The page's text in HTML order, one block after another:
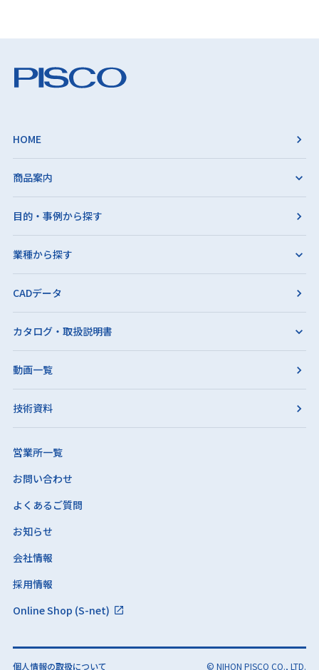
HOME
商品案内
目的・事例から探す
業種から探す
CADデータ
カタログ・取扱説明書
動画一覧
技術資料
営業所一覧
お問い合わせ
よくあるご質問
お知らせ
会社情報
採用情報
Online Shop (S-net)
個人情報の取扱について © NIHON PISCO CO., LTD.